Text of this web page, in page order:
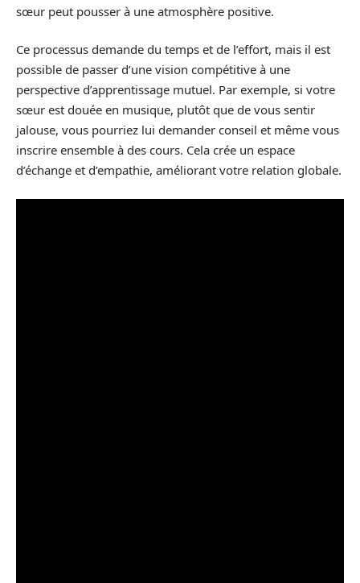
sœur peut pousser à une atmosphère positive.
Ce processus demande du temps et de l’effort, mais il est
possible de passer d’une vision compétitive à une
perspective d’apprentissage mutuel. Par exemple, si votre
sœur est douée en musique, plutôt que de vous sentir
jalouse, vous pourriez lui demander conseil et même vous
inscrire ensemble à des cours. Cela crée un espace
d’échange et d’empathie, améliorant votre relation globale.